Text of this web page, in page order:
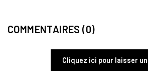
COMMENTAIRES (0)
Cliquez ici pour laisser